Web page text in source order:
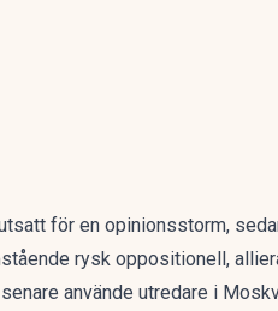
för en opinionsstorm,
rysk oppositionell,
senare använde utredare i